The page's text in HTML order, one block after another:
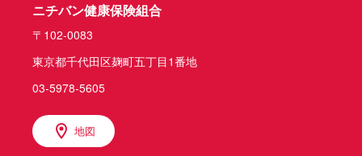
ニチバン健康保険組合
〒102-0083
東京都千代田区麹町五丁目1番地
03-5978-5605
地図